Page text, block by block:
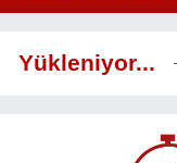
Yükleniyor...